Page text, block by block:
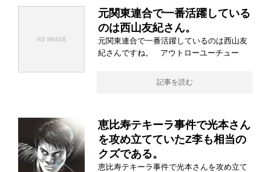
元関東連合で一番活躍している
のは西山友紀さん。
元関東連合で一番活躍しているのは西山友
紀さんですね。 アウトローユーチュー
記事を読む
恵比寿テキーラ事件で光本さん
を攻め立てていたZ李も相当の
クズである。
恵比寿テキーラ事件で光本さんを攻め立て